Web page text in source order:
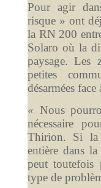
Pour agir
risque » ont
la RN 200
Solaro où la
paysage. Les
petites
désarmées
« Nous
nécessaire
Thirion. Si la
entière dans
peut toutefois
type de